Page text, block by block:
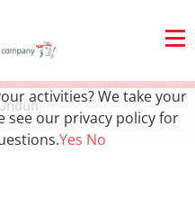
activities? We take your
see our privacy policy for
Yes No